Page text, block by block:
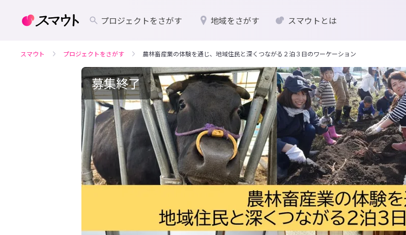
プロジェクトをさがす 地域をさがす スマウトとは
スマウト プロジェクトをさがす 農林畜産業の体験を通じ、地域住民と深くつながる２泊３日のワーケーション
募集終了